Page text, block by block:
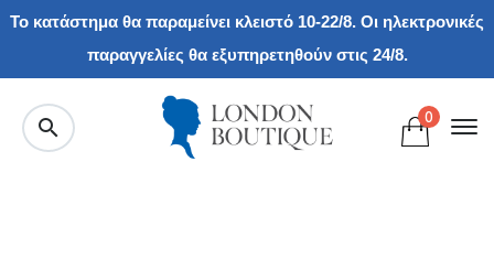
Το κατάστημα θα παραμείνει κλειστό 10-22/8. Οι ηλεκτρονικές
παραγγελίες θα εξυπηρετηθούν στις 24/8.
0